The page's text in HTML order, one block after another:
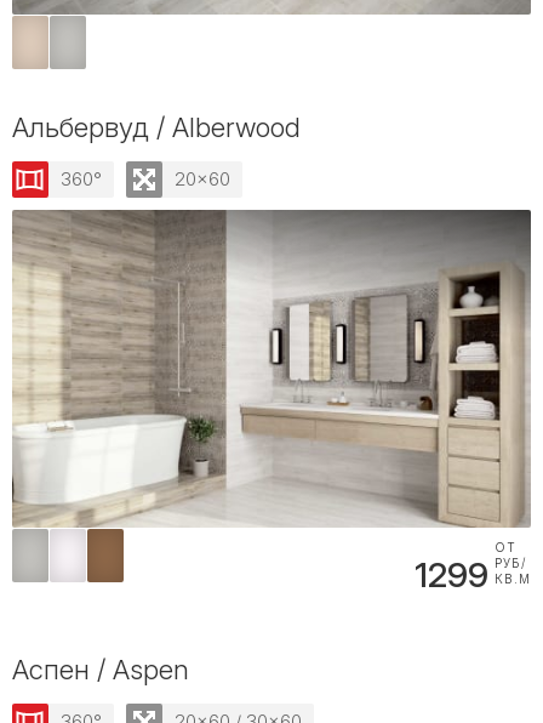
Альбервуд / Alberwood
360° 20x60
1299
ОТ
РУБ/
КВ.М
Аспен / Aspen